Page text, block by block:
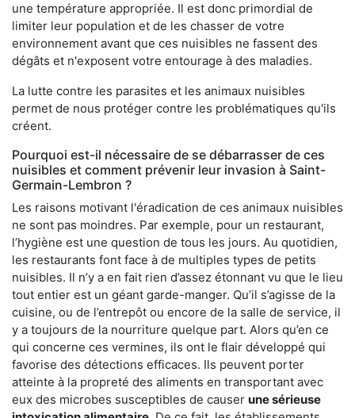
une température appropriée. Il est donc primordial de
limiter leur population et de les chasser de votre
environnement avant que ces nuisibles ne fassent des
dégâts et n'exposent votre entourage à des maladies.
La lutte contre les parasites et les animaux nuisibles
permet de nous protéger contre les problématiques qu'ils
créent.
Pourquoi est-il nécessaire de se débarrasser de ces
nuisibles et comment prévenir leur invasion à Saint-
Germain-Lembron ?
Les raisons motivant l'éradication de ces animaux nuisibles
ne sont pas moindres. Par exemple, pour un restaurant,
l’hygiène est une question de tous les jours. Au quotidien,
les restaurants font face à de multiples types de petits
nuisibles. Il n’y a en fait rien d’assez étonnant vu que le lieu
tout entier est un géant garde-manger. Qu’il s’agisse de la
cuisine, ou de l’entrepôt ou encore de la salle de service, il
y a toujours de la nourriture quelque part. Alors qu’en ce
qui concerne ces vermines, ils ont le flair développé qui
favorise des détections efficaces. Ils peuvent porter
atteinte à la propreté des aliments en transportant avec
eux des microbes susceptibles de causer une sérieuse